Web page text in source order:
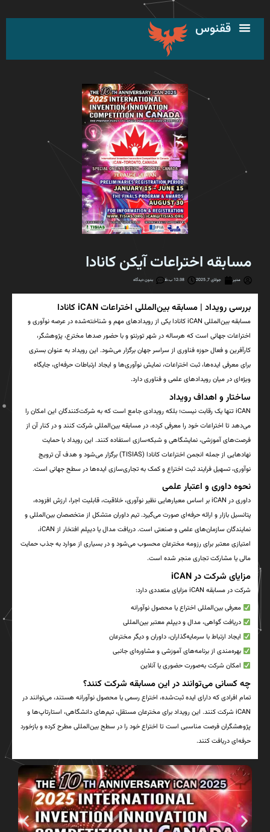
به
ققنوس
مسابقه اختراعات آیکن کانادا
مدیر جولای 7, 2025 12:38 ب.ظ بدون دیدگاه
بررسی رویداد | مسابقه بین‌المللی اختراعات iCAN کانادا
مسابقه بین‌المللی iCAN کانادا یکی از رویدادهای مهم و شناخته‌شده در عرصه نوآوری و
اختراعات جهانی است که هرساله در شهر تورنتو و با حضور صدها مخترع، پژوهشگر،
کارآفرین و فعال حوزه فناوری از سراسر جهان برگزار می‌شود. این رویداد به عنوان بستری
برای معرفی ایده‌ها، ثبت اختراعات، نمایش نوآوری‌ها و ایجاد ارتباطات حرفه‌ای، جایگاه
ویژه‌ای در میان رویدادهای علمی و فناوری دارد.
ساختار و اهداف رویداد
iCAN تنها یک رقابت نیست؛ بلکه رویدادی جامع است که به شرکت‌کنندگان این امکان را
می‌دهد تا اختراعات خود را معرفی کرده، در مسابقه بین‌المللی شرکت کنند و در کنار آن از
فرصت‌های آموزشی، نمایشگاهی و شبکه‌سازی استفاده کنند. این رویداد با حمایت
نهادهایی از جمله انجمن اختراعات کانادا (TISIAS) برگزار می‌شود و هدف آن ترویج
نوآوری، تسهیل فرایند ثبت اختراع و کمک به تجاری‌سازی ایده‌ها در سطح جهانی است.
نحوه داوری و اعتبار علمی
داوری در iCAN بر اساس معیارهایی نظیر نوآوری، خلاقیت، قابلیت اجرا، ارزش افزوده،
پتانسیل بازار و ارائه حرفه‌ای صورت می‌گیرد. تیم داوران متشکل از متخصصان بین‌المللی و
نمایندگان سازمان‌های علمی و صنعتی است. دریافت مدال یا دیپلم افتخار از iCAN،
امتیازی معتبر برای رزومه مخترعان محسوب می‌شود و در بسیاری از موارد به جذب حمایت
مالی یا مشارکت تجاری منجر شده است.
مزایای شرکت در iCAN
شرکت در مسابقه iCAN مزایای متعددی دارد:
معرفی بین‌المللی اختراع یا محصول نوآورانه
دریافت گواهی، مدال و دیپلم معتبر بین‌المللی
ایجاد ارتباط با سرمایه‌گذاران، داوران و دیگر مخترعان
بهره‌مندی از برنامه‌های آموزشی و مشاوره‌ای جانبی
امکان شرکت به‌صورت حضوری یا آنلاین
چه کسانی می‌توانند در این مسابقه شرکت کنند؟
تمام افرادی که دارای ایده ثبت‌شده، اختراع رسمی یا محصول نوآورانه هستند، می‌توانند در
iCAN شرکت کنند. این رویداد برای مخترعان مستقل، تیم‌های دانشگاهی، استارتاپ‌ها و
پژوهشگران فرصت مناسبی است تا اختراع خود را در سطح بین‌المللی مطرح کرده و بازخورد
حرفه‌ای دریافت کنند.